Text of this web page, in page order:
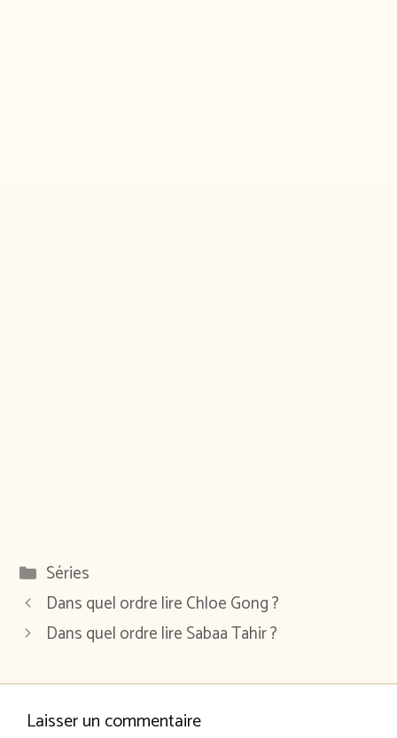
Catégories
Séries
Dans quel ordre lire Chloe Gong ?
Dans quel ordre lire Sabaa Tahir ?
Laisser un commentaire